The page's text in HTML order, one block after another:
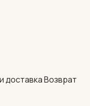
доставкаВозврат